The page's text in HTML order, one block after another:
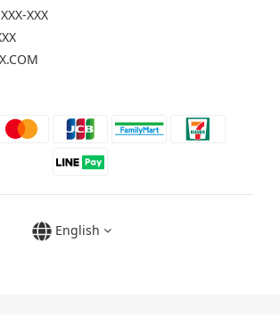
XXX
English